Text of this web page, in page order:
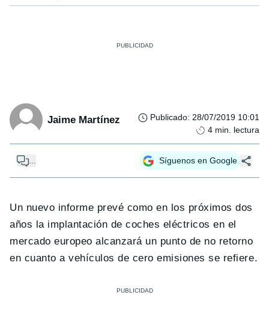
Jaime Martínez Publicado: 28/07/2019 10:01
4 min. lectura
... Síguenos en Google
Un nuevo informe prevé como en los próximos dos
años la implantación de coches eléctricos en el
mercado europeo alcanzará un punto de no retorno
en cuanto a vehículos de cero emisiones se refiere.